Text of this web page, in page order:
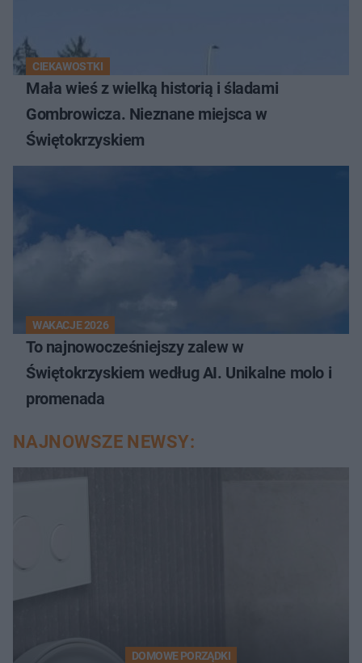
CIEKAWOSTKI
Mała wieś z wielką historią i śladami
Gombrowicza. Nieznane miejsca w
Świętokrzyskiem
WAKACJE 2026
To najnowocześniejszy zalew w
Świętokrzyskiem według AI. Unikalne molo i
promenada
NAJNOWSZE NEWSY:
DOMOWE PORZĄDKI